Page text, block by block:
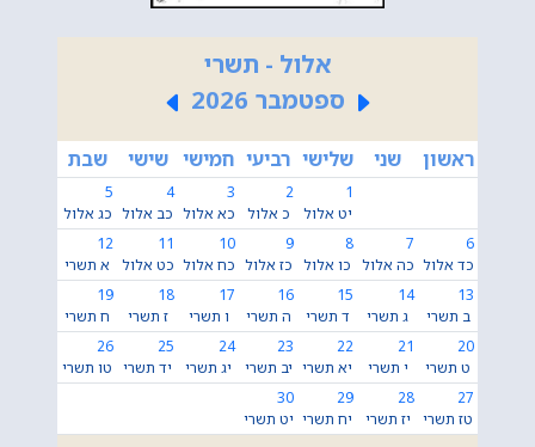
אלול - תשרי
ספטמבר 2026
ראשון שני שלישי רביעי חמישי שישי שבת
1
יט אלול
2
כ אלול
3
כא אלול
4
כב אלול
5
כג אלול
6
כד אלול
7
כה אלול
8
כו אלול
9
כז אלול
10
כח אלול
11
כט אלול
12
א תשרי
13
ב תשרי
14
ג תשרי
15
ד תשרי
16
ה תשרי
17
ו תשרי
18
ז תשרי
19
ח תשרי
20
ט תשרי
21
י תשרי
22
יא תשרי
23
יב תשרי
24
יג תשרי
25
יד תשרי
26
טו תשרי
27
טז תשרי
28
יז תשרי
29
יח תשרי
30
יט תשרי